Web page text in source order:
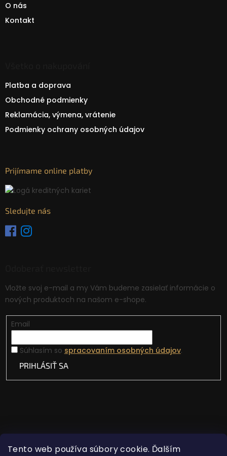
Tento web používa súbory cookie. Ďalším
O nás
Kontakt
Platba a doprava
Obchodné podmienky
Reklamácia, výmena, vrátenie
Podmienky ochrany osobných údajov
Prijímame online platby
Sledujte nás
Vložte svoj e-mail a my Vám budeme zasielať informácie o
nových produktoch na našom e-shope.
Email
Súhlasím so spracovaním osobných údajov.
PRIHLÁSIŤ SA